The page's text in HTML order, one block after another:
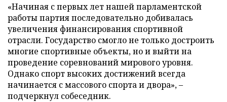
«Начиная с первых лет нашей парламентской
работы партия последовательно добивалась
увеличения финансирования спортивной
отрасли. Государство смогло не только достроить
многие спортивные объекты, но и выйти на
проведение соревнований мирового уровня.
Однако спорт высоких достижений всегда
начинается с массового спорта и двора», –
подчеркнул собеседник.